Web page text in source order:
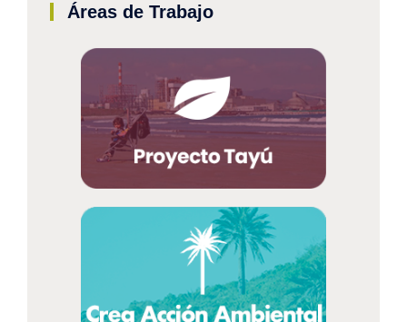
Áreas de Trabajo